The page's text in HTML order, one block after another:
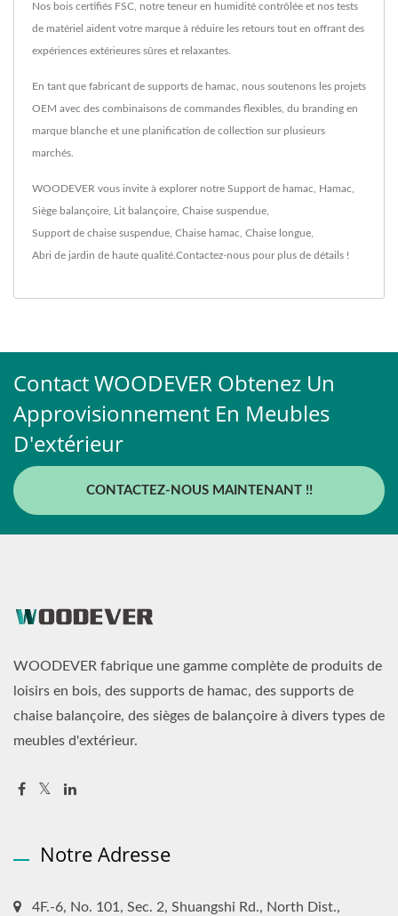
Nos bois certifiés FSC, notre teneur en humidité contrôlée et nos tests
de matériel aident votre marque à réduire les retours tout en offrant des
expériences extérieures sûres et relaxantes.
En tant que fabricant de supports de hamac, nous soutenons les projets
OEM avec des combinaisons de commandes flexibles, du branding en
marque blanche et une planification de collection sur plusieurs
marchés.
WOODEVER vous invite à explorer notre Support de hamac Hamac
Siège balançoire Lit balançoire Chaise suspendue
Support de chaise suspendue Chaise hamac Chaise longue
Abri de jardin de haute qualité. Contactez-nous pour plus de détails !
Contact WOODEVER Obtenez Un
Approvisionnement En Meubles
D'extérieur
CONTACTEZ-NOUS MAINTENANT !!
WOODEVER fabrique une gamme complète de produits de
loisirs en bois, des supports de hamac, des supports de
chaise balançoire, des sièges de balançoire à divers types de
meubles d'extérieur.
Notre Adresse
4F.-6, No. 101, Sec. 2, Shuangshi Rd., North Dist.,